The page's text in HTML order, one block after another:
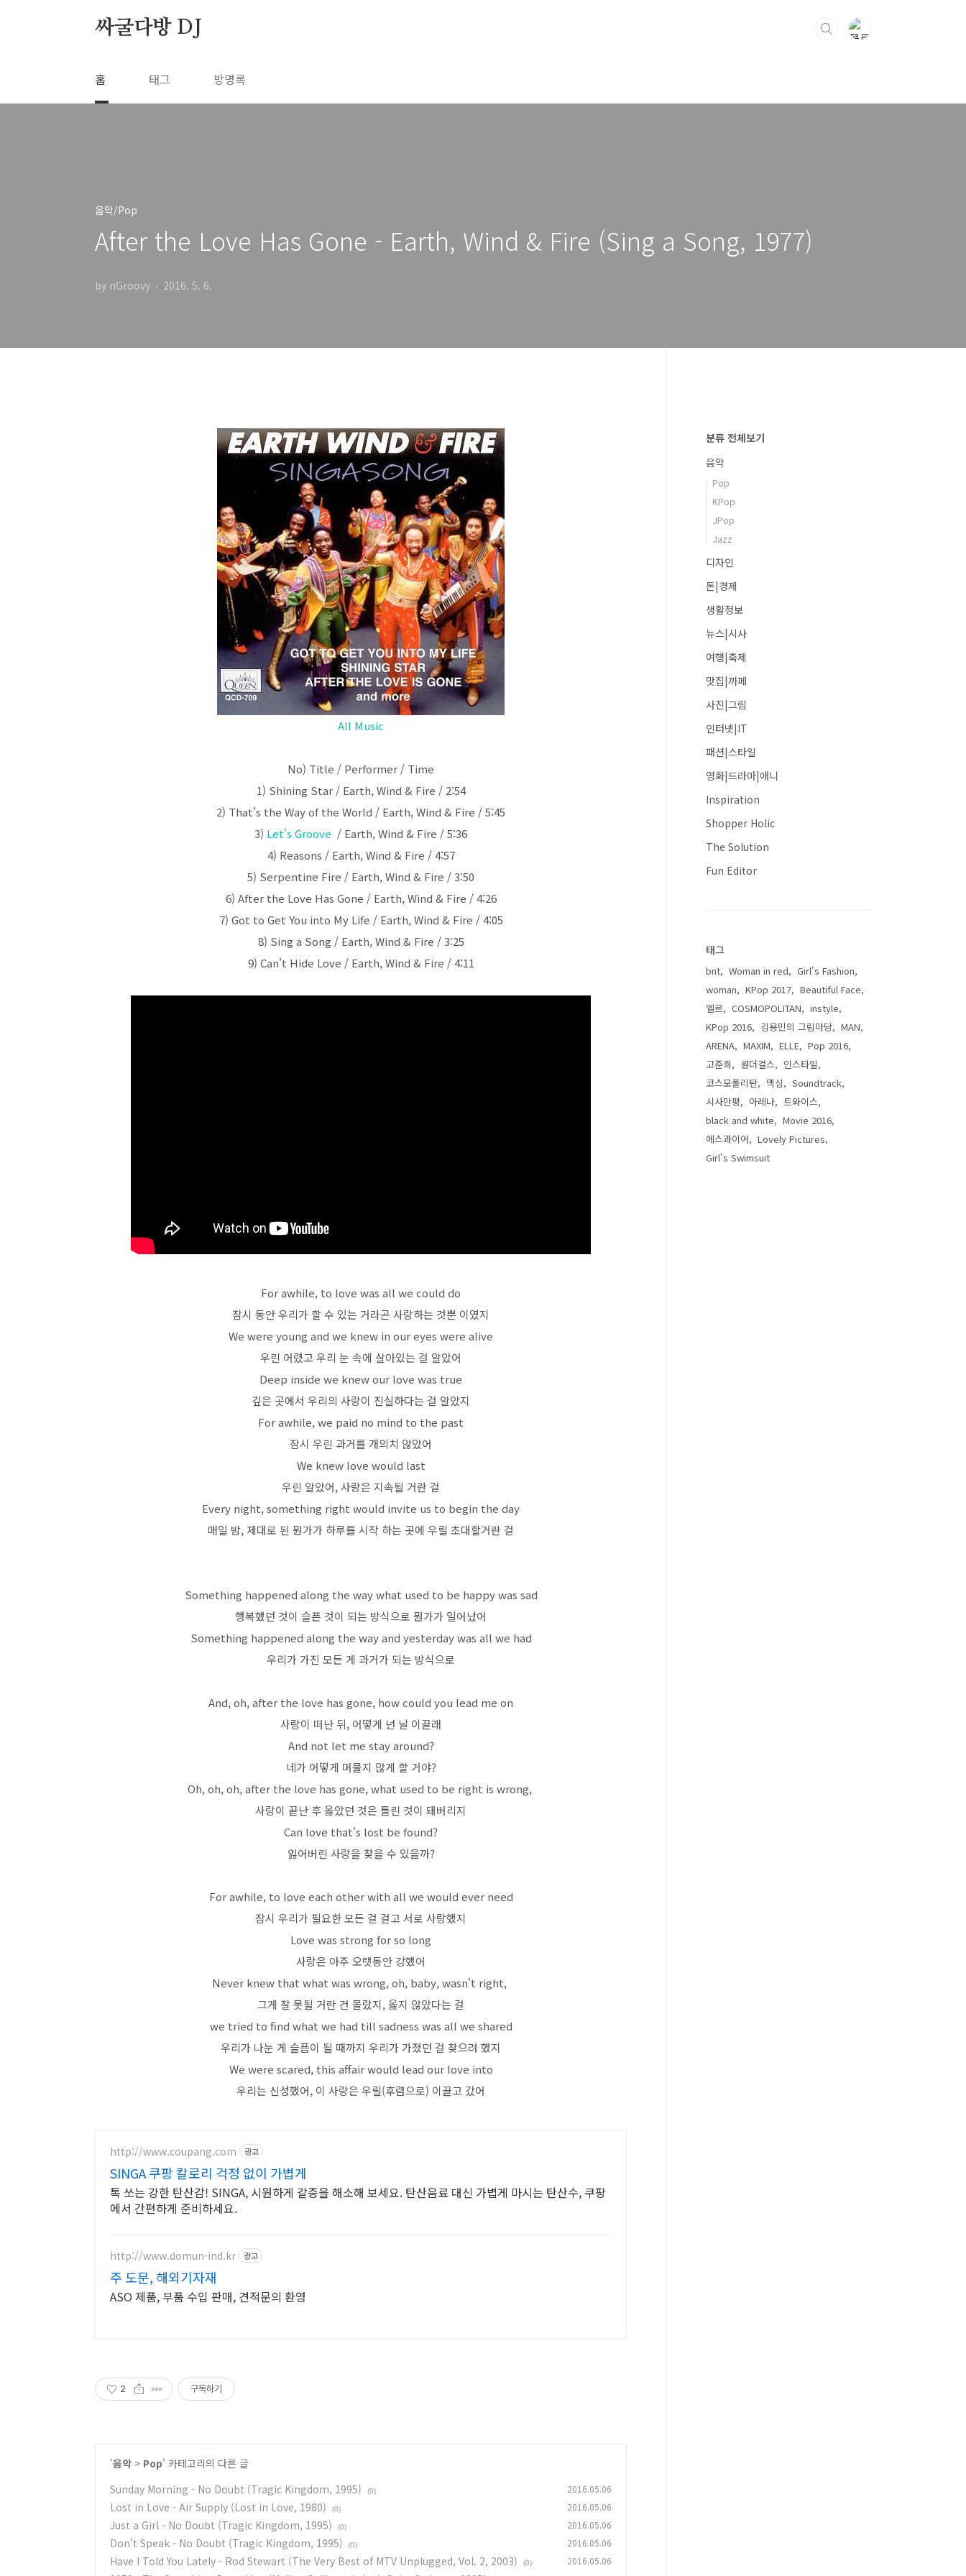
싸굴다방 DJ
홈 태그 방명록
음악/Pop
After the Love Has Gone - Earth, Wind & Fire (Sing a Song, 1977)
by nGroovy 2016. 5. 6.
All Music
No) Title / Performer / Time
1) Shining Star / Earth, Wind & Fire / 2:54
2) That's the Way of the World / Earth, Wind & Fire / 5:45
3) Let's Groove / Earth, Wind & Fire / 5:36
4) Reasons / Earth, Wind & Fire / 4:57
5) Serpentine Fire / Earth, Wind & Fire / 3:50
6) After the Love Has Gone / Earth, Wind & Fire / 4:26
7) Got to Get You into My Life / Earth, Wind & Fire / 4:05
8) Sing a Song / Earth, Wind & Fire / 3:25
9) Can't Hide Love / Earth, Wind & Fire / 4:11
For awhile, to love was all we could do
잠시 동안 우리가 할 수 있는 거라곤 사랑하는 것뿐 이였지
We were young and we knew in our eyes were alive
우린 어렸고 우리 눈 속에 살아있는 걸 알았어
Deep inside we knew our love was true
깊은 곳에서 우리의 사랑이 진실하다는 걸 알았지
For awhile, we paid no mind to the past
잠시 우린 과거를 개의치 않았어
We knew love would last
우린 알았어, 사랑은 지속될 거란 걸
Every night, something right would invite us to begin the day
매일 밤, 제대로 된 뭔가가 하루를 시작 하는 곳에 우릴 초대할거란 걸
Something happened along the way what used to be happy was sad
행복했던 것이 슬픈 것이 되는 방식으로 뭔가가 일어났어
Something happened along the way and yesterday was all we had
우리가 가진 모든 게 과거가 되는 방식으로
And, oh, after the love has gone, how could you lead me on
사랑이 떠난 뒤, 어떻게 넌 날 이끌래
And not let me stay around?
네가 어떻게 머물지 않게 할 거야?
Oh, oh, oh, after the love has gone, what used to be right is wrong,
사랑이 끝난 후 옳았던 것은 틀린 것이 돼버리지
Can love that's lost be found?
잃어버린 사랑을 찾을 수 있을까?
For awhile, to love each other with all we would ever need
잠시 우리가 필요한 모든 걸 걸고 서로 사랑했지
Love was strong for so long
사랑은 아주 오랫동안 강했어
Never knew that what was wrong, oh, baby, wasn't right,
그게 잘 못될 거란 건 몰랐지, 옳지 않았다는 걸
we tried to find what we had till sadness was all we shared
우리가 나눈 게 슬픔이 될 때까지 우리가 가졌던 걸 찾으려 했지
We were scared, this affair would lead our love into
우리는 신성했어, 이 사랑은 우릴(후렴으로) 이끌고 갔어
http://www.coupang.com 광고
SINGA 쿠팡 칼로리 걱정 없이 가볍게
톡 쏘는 강한 탄산감! SINGA, 시원하게 갈증을 해소해 보세요. 탄산음료 대신 가볍게 마시는 탄산수, 쿠팡
에서 간편하게 준비하세요.
http://www.domun-ind.kr 광고
주 도문, 해외기자재
ASO 제품, 부품 수입 판매, 견적문의 환영
2 구독하기
'음악 > Pop' 카테고리의 다른 글
Sunday Morning - No Doubt (Tragic Kingdom, 1995)
(0) 2016.05.06
Lost in Love - Air Supply (Lost in Love, 1980) (0) 2016.05.06
Just a Girl - No Doubt (Tragic Kingdom, 1995) (0) 2016.05.06
Don't Speak - No Doubt (Tragic Kingdom, 1995) (0) 2016.05.06
Have I Told You Lately - Rod Stewart (The Very Best of MTV Unplugged, Vol. 2, 2003) (0) 2016.05.06
분류 전체보기
음악
Pop
KPop
JPop
Jazz
디자인
돈|경제
생활정보
뉴스|시사
여행|축제
맛집|까페
사진|그림
인터넷|IT
패션|스타일
영화|드라마|애니
Inspiration
Shopper Holic
The Solution
Fun Editor
태그
bnt Woman in red
Girl's Fashion
woman
KPop 2017
Beautiful Face
엘르
COSMOPOLITAN
instyle
KPop 2016
김용민의 그림마당
MAN
ARENA
MAXIM ELLE
Pop 2016
고준희
원더걸스
인스타일
코스모폴리탄
맥심
Soundtrack
시사만평
아레나
트와이스
black and white
Movie 2016
에스콰이어
Lovely Pictures
Girl's Swimsuit